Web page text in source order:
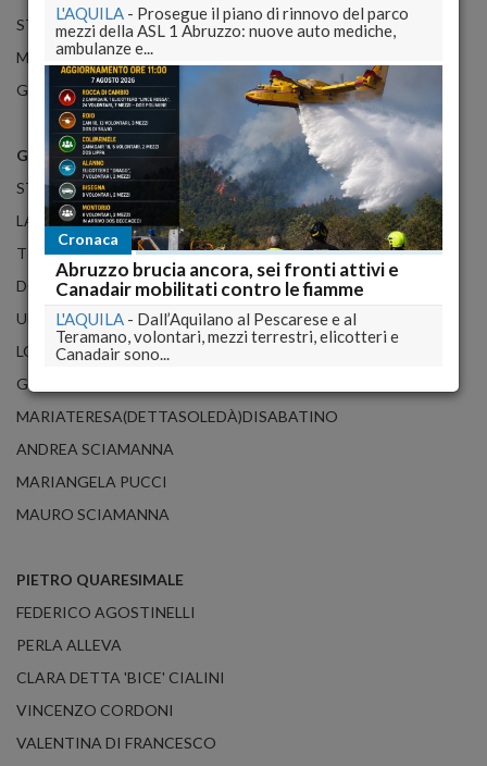
STEFANIA DI PANCRAZIO
MERY DI AIUTO
GIOVANNI TEMPESTILLI
GIOVANNI GIUSTI
STEFANIA DE NICOLAIS
LAURA BIZZARRI
TIBERIO LUZIO
DOMENICA (DETTA MIMMA) CAPPUCCELLI
UMBERTO PASSACQUA
LORENZA DI MARCO
GIORGIO ROMANI
MARIATERESA(DETTASOLEDÀ)DISABATINO
ANDREA SCIAMANNA
MARIANGELA PUCCI
MAURO SCIAMANNA
PIETRO QUARESIMALE
FEDERICO AGOSTINELLI
PERLA ALLEVA
CLARA DETTA 'BICE' CIALINI
VINCENZO CORDONI
VALENTINA DI FRANCESCO
L'AQUILA - Prosegue il piano di rinnovo del parco
mezzi della ASL 1 Abruzzo: nuove auto mediche,
ambulanze e...
Cronaca
Abruzzo brucia ancora, sei fronti attivi e
Canadair mobilitati contro le fiamme
L'AQUILA - Dall’Aquilano al Pescarese e al
Teramano, volontari, mezzi terrestri, elicotteri e
Canadair sono...